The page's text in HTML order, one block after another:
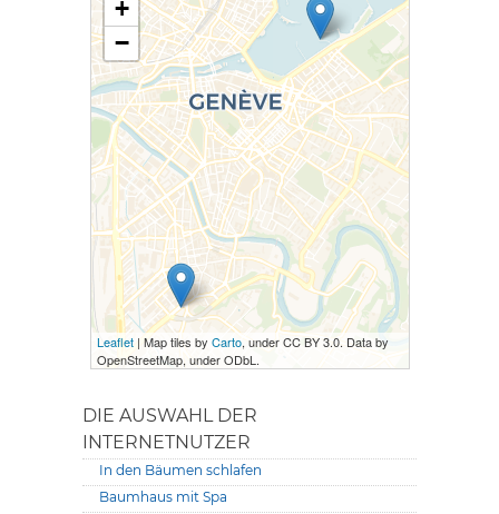
+
−
Leaflet| Map tiles by Carto, under CC BY 3.0. Data by
OpenStreetMap, under ODbL.
DIE AUSWAHL DER
INTERNETNUTZER
In den Bäumen schlafen
Baumhaus mit Spa